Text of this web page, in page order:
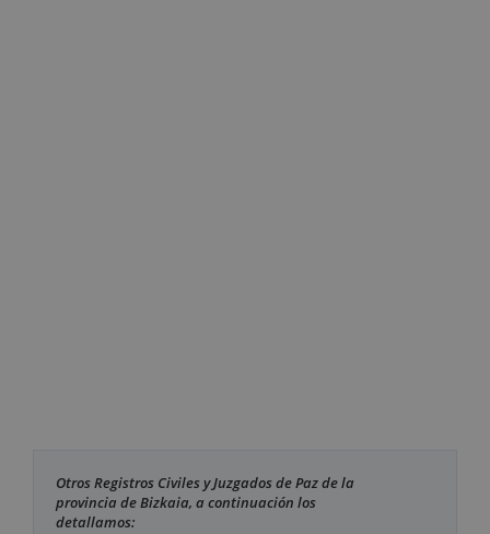
Otros Registros Civiles y Juzgados de Paz de la
provincia de Bizkaia, a continuación los
detallamos: